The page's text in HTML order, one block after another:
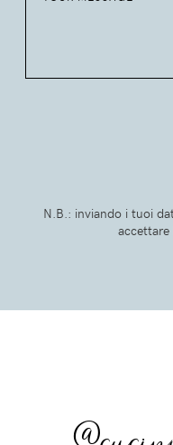
N.B.: inviando i tuoi
accettare